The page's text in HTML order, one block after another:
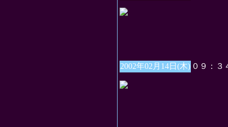
2002年02月14日(木) ０９：３